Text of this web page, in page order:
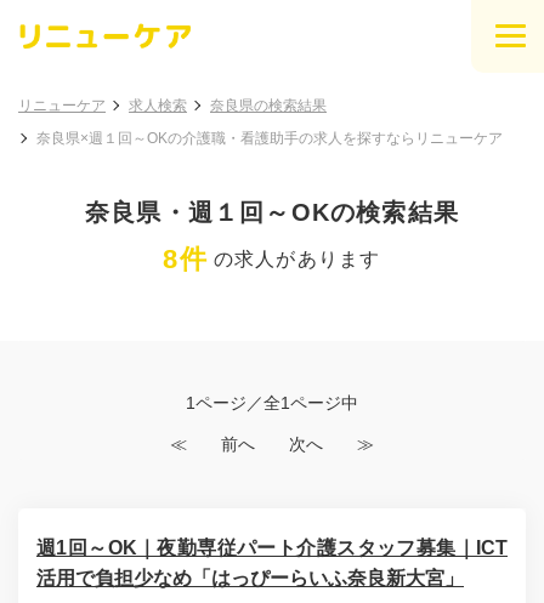
リニューケア 求人検索
奈良県の検索結果
奈良県×週１回～OKの介護職・看護助手の求人を探すならリニューケア
奈良県・週１回～OKの検索結果
8件 の求人があります
1ページ／全1ページ中
≪ 前へ 次へ ≫
週1回～OK｜夜勤専従パート介護スタッフ募集｜ICT
活用で負担少なめ「はっぴーらいふ奈良新大宮」